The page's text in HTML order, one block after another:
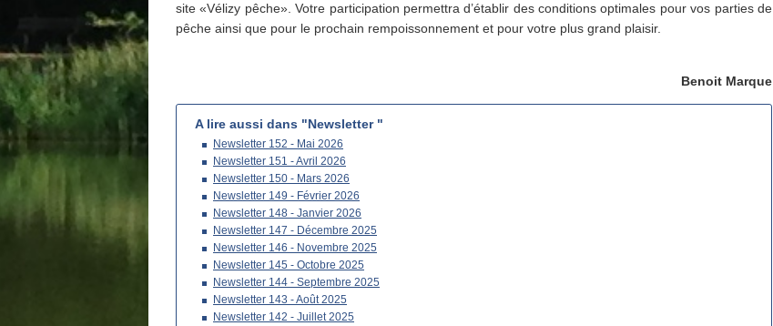
site «Vélizy pêche». Votre participation permettra d’établir des conditions optimales pour vos parties de
pêche ainsi que pour le prochain rempoissonnement et pour votre plus grand plaisir.
Benoit Marque
A lire aussi dans "Newsletter "
Newsletter 152 - Mai 2026
Newsletter 151 - Avril 2026
Newsletter 150 - Mars 2026
Newsletter 149 - Février 2026
Newsletter 148 - Janvier 2026
Newsletter 147 - Décembre 2025
Newsletter 146 - Novembre 2025
Newsletter 145 - Octobre 2025
Newsletter 144 - Septembre 2025
Newsletter 143 - Août 2025
Newsletter 142 - Juillet 2025